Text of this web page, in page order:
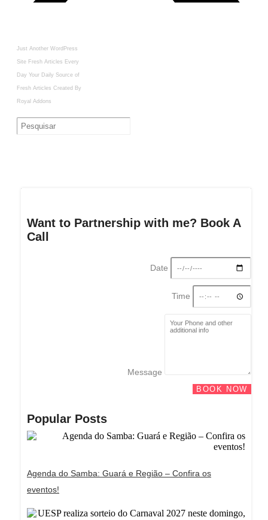
Just Another WordPress
Site Fresh Articles Every
Day Your Daily Source of
Fresh Articles Created By
Royal Addons
Want to Partnership with me? Book A
Call
Date
Time
Message
BOOK NOW
Popular Posts
Agenda do Samba: Guará e Região – Confira os
eventos!